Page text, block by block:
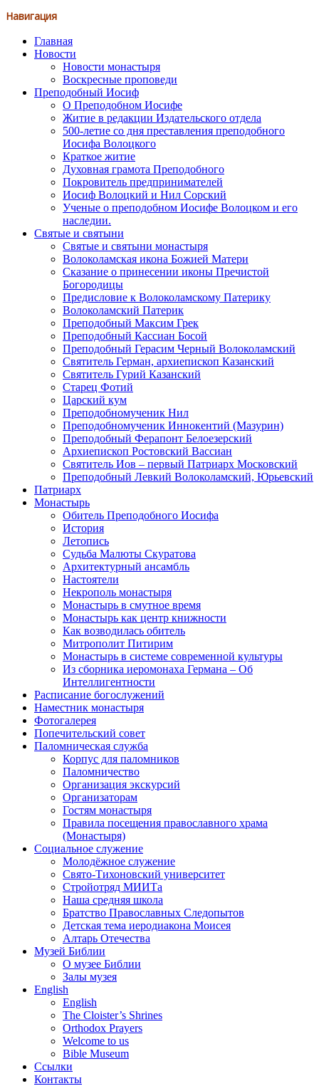
Навигация
Главная
Новости
Новости монастыря
Воскресные проповеди
Преподобный Иосиф
О Преподобном Иосифе
Житие в редакции Издательского отдела
500-летие со дня преставления преподобного
Иосифа Волоцкого
Краткое житие
Духовная грамота Преподобного
Покровитель предпринимателей
Иосиф Волоцкий и Нил Сорский
Ученые о преподобном Иосифе Волоцком и его
наследии.
Святые и святыни
Святые и святыни монастыря
Волоколамская икона Божией Матери
Сказание о принесении иконы Пречистой
Богородицы
Предисловие к Волоколамскому Патерику
Волоколамский Патерик
Преподобный Максим Грек
Преподобный Кассиан Босой
Преподобный Герасим Черный Волоколамский
Святитель Герман, архиепископ Казанский
Святитель Гурий Казанский
Старец Фотий
Царский кум
Преподобномученик Нил
Преподобномученик Иннокентий (Мазурин)
Преподобный Ферапонт Белоезерский
Архиепископ Ростовский Вассиан
Святитель Иов – первый Патриарх Московский
Преподобный Левкий Волоколамский, Юрьевский
Патриарх
Монастырь
Обитель Преподобного Иосифа
История
Летопись
Судьба Малюты Скуратова
Архитектурный ансамбль
Настоятели
Некрополь монастыря
Монастырь в смутное время
Монастырь как центр книжности
Как возводилась обитель
Митрополит Питирим
Монастырь в системе современной культуры
Из сборника иеромонаха Германа – Об
Интеллигентности
Расписание богослужений
Наместник монастыря
Фотогалерея
Попечительский совет
Паломническая служба
Корпус для паломников
Паломничество
Организация экскурсий
Организаторам
Гостям монастыря
Правила посещения православного храма
(Монастыря)
Социальное служение
Молодёжное служение
Свято-Тихоновский университет
Стройотряд МИИТа
Наша средняя школа
Братство Православных Следопытов
Детская тема иеродиакона Моисея
Алтарь Отечества
Музей Библии
О музее Библии
Залы музея
English
English
The Cloister’s Shrines
Orthodox Prayers
Welcome to us
Bible Museum
Ссылки
Контакты